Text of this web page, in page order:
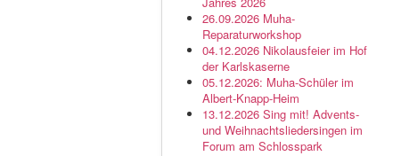
26.09.2026 Muha-
Reparaturworkshop
04.12.2026 Nikolausfeier im Hof
der Karlskaserne
05.12.2026: Muha-Schüler im
Albert-Knapp-Heim
13.12.2026 Sing mit! Advents-
und Weihnachtsliedersingen im
Forum am Schlosspark